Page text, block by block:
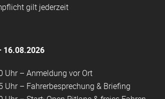
gilt jederzeit
16.08.2026
Uhr – Anmeldung vor Ort
Uhr – Fahrerbesprechung & Briefing